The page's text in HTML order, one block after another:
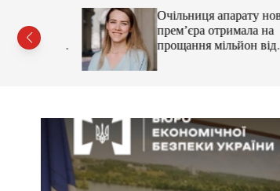
у
Очільниця апарату
прем’єра отримала на
прощання мільйон від
«Нафтогазу»